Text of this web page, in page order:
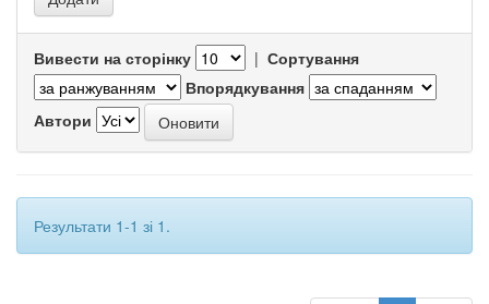
Вивести на сторінку | Сортування
Впорядкування
Автори
Результати 1-1 зі 1.